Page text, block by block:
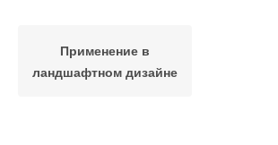
Применение в
ландшафтном дизайне